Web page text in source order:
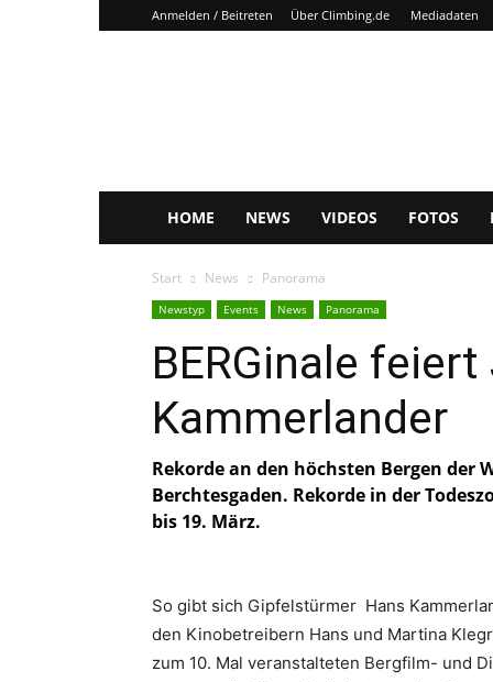
Anmelden / Beitreten Über Climbing.de Mediadaten
HOME NEWS VIDEOS FOTOS
Start News Panorama
Newstyp Events News Panorama
BERGinale
Kammerlander
Rekorde an den höchsten Bergen der
Berchtesgaden. Rekorde in der
bis 19. März.
So gibt sich Gipfelstürmer Hans
den Kinobetreibern Hans und Martina
zum 10. Mal veranstalteten Bergfilm- und